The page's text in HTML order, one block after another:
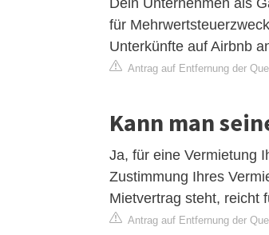
für
Unterkünfte auf Airbnb
Antrag auf Entfernung der
Kann man
Ja, für eine Vermietung
Zustimmung Ihres
Mietvertrag steht, reicht
Antrag auf Entfernung der